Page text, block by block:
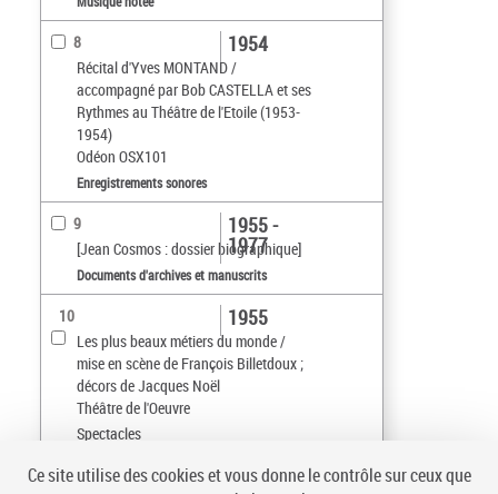
8
Récital d'Yves MONTAND /
accompagné par Bob CASTELLA et ses
Rythmes au Théâtre de l'Etoile (1953-
1954)
Odéon OSX101
1954
Enregistrements sonores
9
[Jean Cosmos : dossier biographique]
1955 -
1977
Documents d'archives et manuscrits
10
Les plus beaux métiers du monde /
mise en scène de François Billetdoux ;
décors de Jacques Noël
Théâtre de l'Oeuvre
1955
Spectacles
Ce site utilise des cookies et vous donne le contrôle sur ceux que